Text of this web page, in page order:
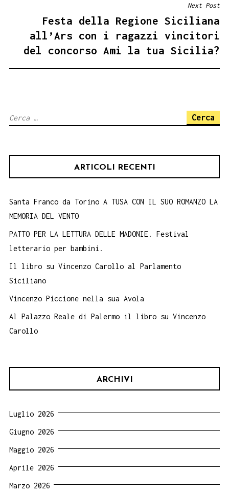
Next Post
Festa della Regione Siciliana
all’Ars con i ragazzi vincitori
del concorso Ami la tua Sicilia?
Ricerca
ARTICOLI RECENTI
Santa Franco da Torino A TUSA CON IL SUO ROMANZO LA
MEMORIA DEL VENTO
PATTO PER LA LETTURA DELLE MADONIE. Festival
letterario per bambini.
Il libro su Vincenzo Carollo al Parlamento
Siciliano
Vincenzo Piccione nella sua Avola
Al Palazzo Reale di Palermo il libro su Vincenzo
Carollo
ARCHIVI
Luglio 2026
Giugno 2026
Maggio 2026
Aprile 2026
Marzo 2026